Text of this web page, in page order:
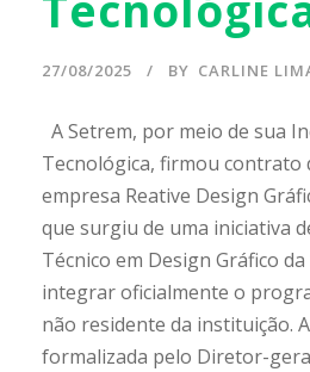
27/08/2025 BY CARLINE
A Setrem, por meio de sua
Tecnológica, firmou contrato
empresa Reative Design
que surgiu de uma iniciativa
Técnico em Design Gráfico
integrar oficialmente o
não residente da instituição.
formalizada pelo Diretor-